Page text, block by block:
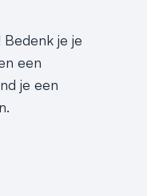
je je
een
je een